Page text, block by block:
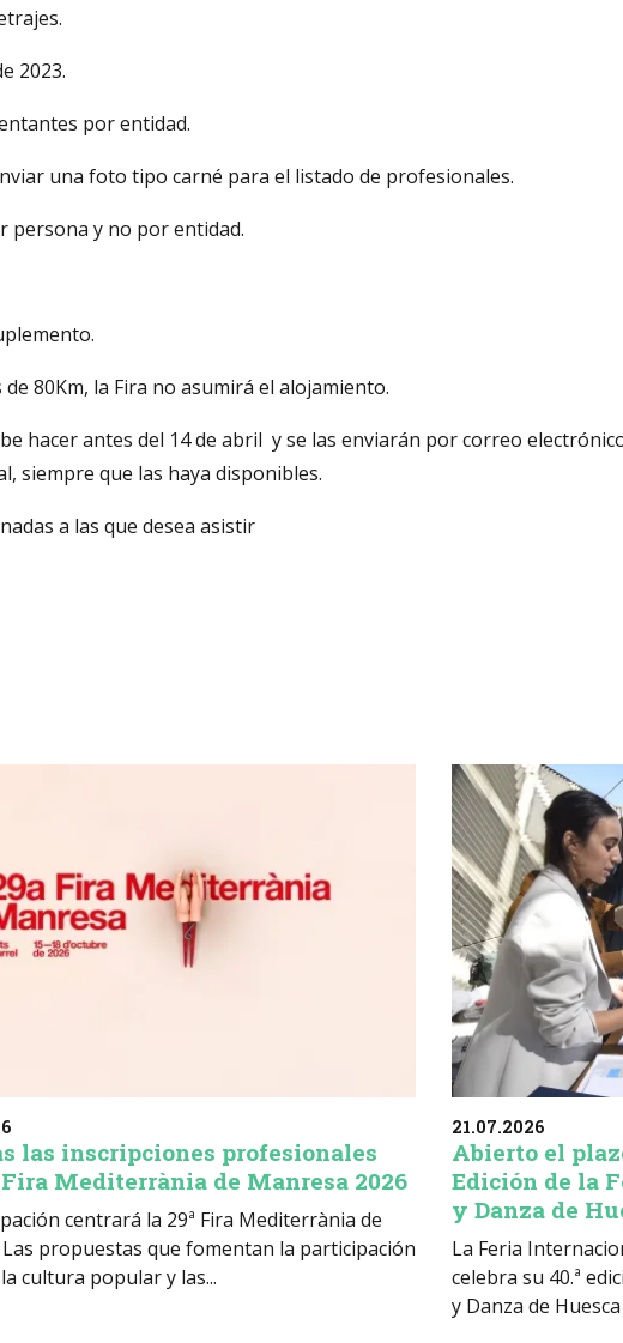
2023.
por entidad.
una foto tipo carné para el listado de profesionales.
persona y no por entidad.
80Km, la Fira no asumirá el alojamiento.
hacer antes del 14 de abril y se las enviarán por correo
siempre que las haya disponibles.
a las que desea asistir
las inscripciones profesionales
Mediterrània de Manresa 2026
centrará la 29ª Fira Mediterrània de
propuestas que fomentan la participación
cultura popular y las...
21.07.2026
Abierto el
Edición de la
y Danza de
La Feria
celebra su 40.ª
y Danza de